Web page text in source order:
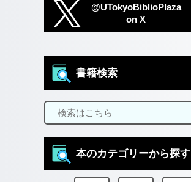
@UTokyoBiblioPlaza
on X
書籍検索
本のカテゴリーから探す